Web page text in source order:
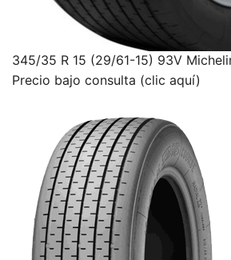
345/35 R 15 (29/61-15) 93V
Precio bajo consulta (clic aquí)